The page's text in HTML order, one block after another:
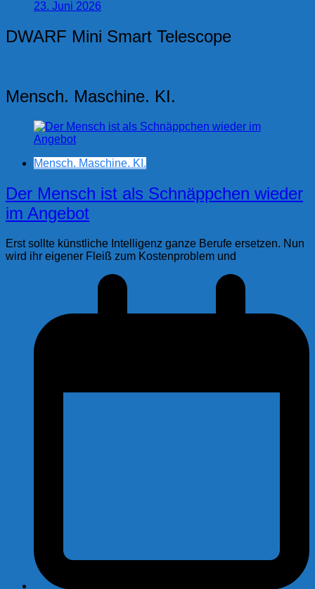
23. Juni 2026
DWARF Mini Smart Telescope
Mensch. Maschine. KI.
Mensch. Maschine. KI.
Der Mensch ist als Schnäppchen wieder
im Angebot
Erst sollte künstliche Intelligenz ganze Berufe ersetzen. Nun
wird ihr eigener Fleiß zum Kostenproblem und